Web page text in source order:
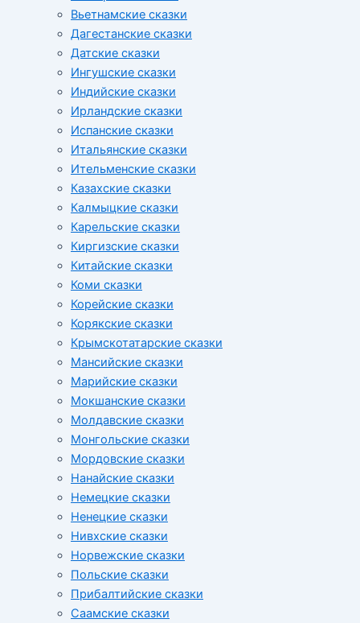
Вьетнамские сказки
Дагестанские сказки
Датские сказки
Ингушские сказки
Индийские сказки
Ирландские сказки
Испанские сказки
Итальянские сказки
Ительменские сказки
Казахские сказки
Калмыцкие сказки
Карельские сказки
Киргизские сказки
Китайские сказки
Коми сказки
Корейские сказки
Корякские сказки
Крымскотатарские сказки
Мансийские сказки
Марийские сказки
Мокшанские сказки
Молдавские сказки
Монгольские сказки
Мордовские сказки
Нанайские сказки
Немецкие сказки
Ненецкие сказки
Нивхские сказки
Норвежские сказки
Польские сказки
Прибалтийские сказки
Cаамские сказки